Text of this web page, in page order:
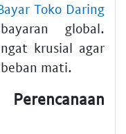
Toko Daring
global.
krusial agar
mati.